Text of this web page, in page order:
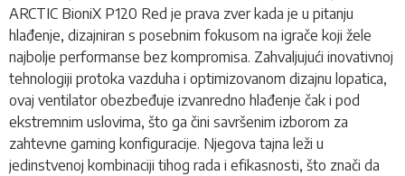
ARCTIC BioniX P120 Red je prava zver kada je u pitanju
hlađenje, dizajniran s posebnim fokusom na igrače koji žele
najbolje performanse bez kompromisa. Zahvaljujući inovativnoj
tehnologiji protoka vazduha i optimizovanom dizajnu lopatica,
ovaj ventilator obezbeđuje izvanredno hlađenje čak i pod
ekstremnim uslovima, što ga čini savršenim izborom za
zahtevne gaming konfiguracije. Njegova tajna leži u
jedinstvenoj kombinaciji tihog rada i efikasnosti, što znači da